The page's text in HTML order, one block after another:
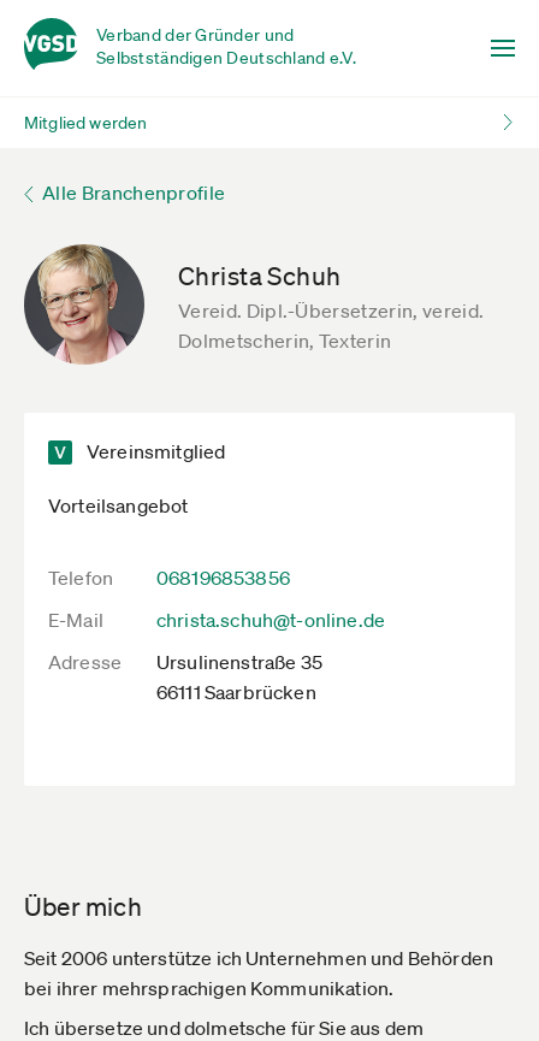
Verband der Gründer und
Selbstständigen Deutschland e.V.
Mitglied werden
Alle Branchenprofile
Christa Schuh
Vereid. Dipl.-Übersetzerin, vereid.
Dolmetscherin, Texterin
Vereinsmitglied
Vorteilsangebot
Telefon
068196853856
E-Mail
christa.schuh@t-online.de
Adresse
Ursulinenstraße 35
66111 Saarbrücken
Über mich
Seit 2006 unterstütze ich Unternehmen und Behörden
bei ihrer mehrsprachigen Kommunikation.
Ich übersetze und dolmetsche für Sie aus dem